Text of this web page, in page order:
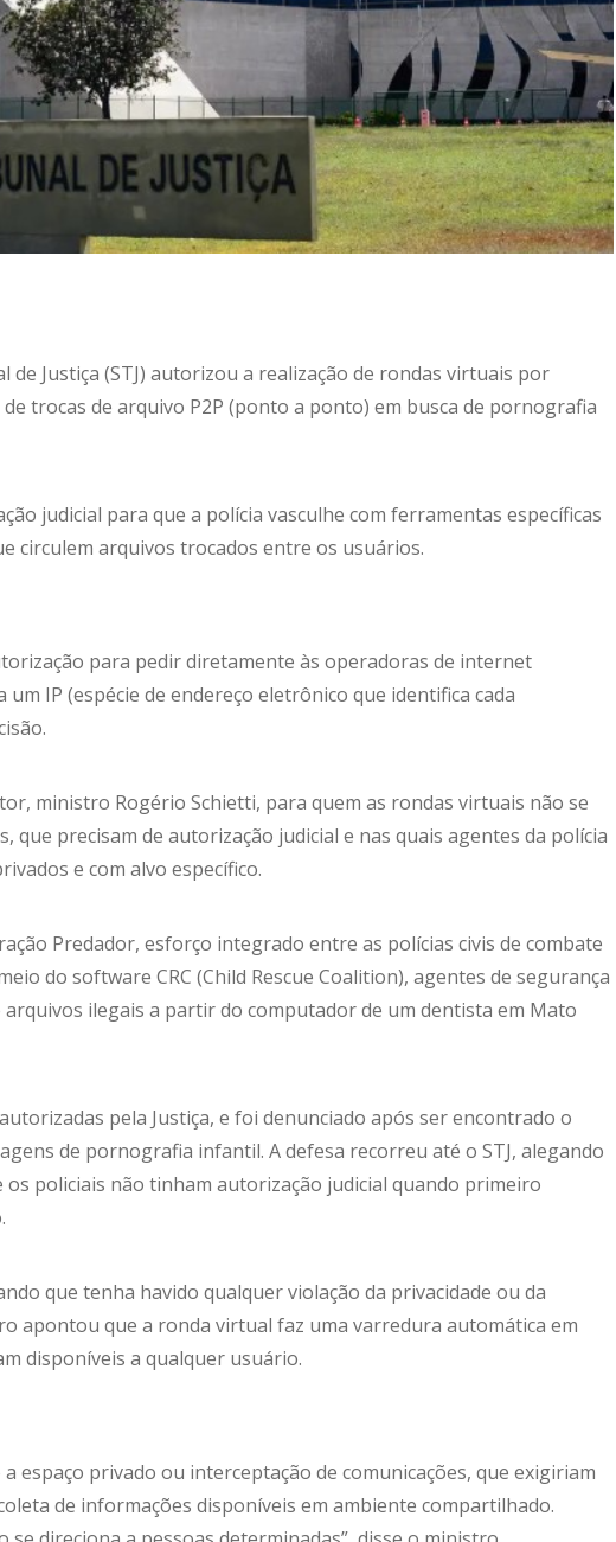
Justiça (STJ) autorizou a realização de rondas virtuais por
trocas de arquivo P2P (ponto a ponto) em busca de pornografia
judicial para que a polícia vasculhe com ferramentas específicas
circulem arquivos trocados entre os usuários.
para pedir diretamente às operadoras de internet
IP (espécie de endereço eletrônico que identifica cada
ministro Rogério Schietti, para quem as rondas virtuais não se
que precisam de autorização judicial e nas quais agentes da polícia
e com alvo específico.
Predador, esforço integrado entre as polícias civis de combate
do software CRC (Child Rescue Coalition), agentes de segurança
ilegais a partir do computador de um dentista em Mato
pela Justiça, e foi denunciado após ser encontrado o
de pornografia infantil. A defesa recorreu até o STJ, alegando
policiais não tinham autorização judicial quando primeiro
que tenha havido qualquer violação da privacidade ou da
apontou que a ronda virtual faz uma varredura automática em
disponíveis a qualquer usuário.
espaço privado ou interceptação de comunicações, que exigiriam
de informações disponíveis em ambiente compartilhado.